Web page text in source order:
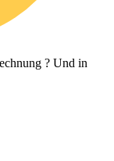
? Und in